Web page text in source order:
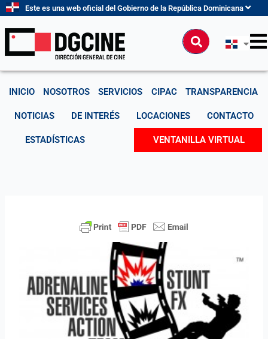
contenido
Este es una web oficial del Gobierno de la República Dominicana
Buscar
INICIO NOSOTROS SERVICIOS CIPAC TRANSPARENCIA
NOTICIAS DE INTERÉS LOCACIONES CONTACTO
ESTADÍSTICAS VENTANILLA VIRTUAL